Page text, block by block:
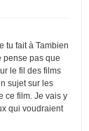
tu fait à Tambien
pense pas que
le fil des films
sujet sur les
ce film. Je vais y
qui voudraient